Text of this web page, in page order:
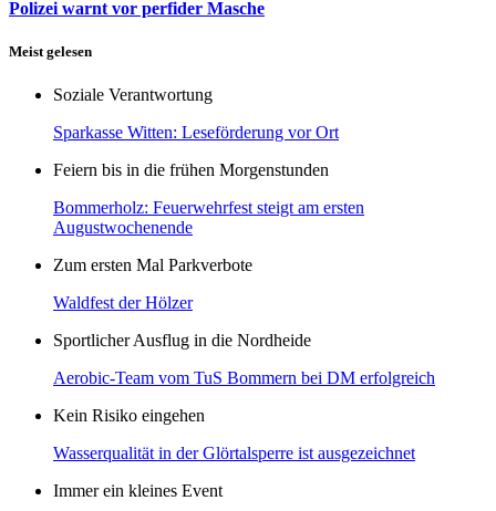
Polizei warnt vor perfider Masche
Meist gelesen
Soziale Verantwortung
Sparkasse Witten: Leseförderung vor Ort
Feiern bis in die frühen Morgenstunden
Bommerholz: Feuerwehrfest steigt am ersten
Augustwochenende
Zum ersten Mal Parkverbote
Waldfest der Hölzer
Sportlicher Ausflug in die Nordheide
Aerobic-Team vom TuS Bommern bei DM erfolgreich
Kein Risiko eingehen
Wasserqualität in der Glörtalsperre ist ausgezeichnet
Immer ein kleines Event